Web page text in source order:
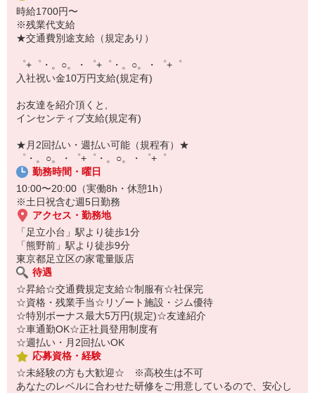
機械/食品製造・梱包・仕分け・加工・組立・検査
▼美容系
眉毛サロンのアイブロウ・ネイリスト・エステ
▼営業・販売
法人営業・アパレル販売・個別指導塾・人材紹介
▼人気案件も多数♪
短期・期間限定・オープニング・官公庁案件
上場/優良/大手企業など
【スマホ面接実施中】
￣￣￣￣￣￣￣￣￣
自宅に居ながらスマホでカンタン面接OK！
オンライン面談なのでスピード対応。
の大手キャリアから
ワイモバイル(Y!mobille)、楽天モバイル、UQなど格安スマホまで幅
広く紹介可能♪
時給1700円〜
※残業代支給
★交通費別途支給（規定あり）
゜+゜・。○。・゜+゜・。○。・゜+゜
入社祝い金10万円支給(規定有)
お友達を紹介頂くと,
インセンティブ支給(規定有)
★月2回払い・週払い可能（規程有）★
゜・。○。・゜+゜・。○。・゜+゜
勤務時間・曜日
10:00〜20:00（実働8h・休憩1h）
※土日祝含む週5日勤務
アクセス・勤務地
「足立小台」駅より徒歩1分
「熊野前」駅より徒歩9分
東京都足立区の家電量販店
待遇
☆昇給☆交通費規定支給☆制服有☆社保完
☆資格・残業手当☆リゾート施設・ジム優待
☆特別ボーナス最大5万円(規定)☆友達紹介
☆車通勤OK☆正社員登用制度有
☆週払い・月2回払いOK
応募資格・経験
☆未経験の方も大歓迎☆ ※高校生は不可
あなたのレベルに合わせた研修をご用意しているので、安心し